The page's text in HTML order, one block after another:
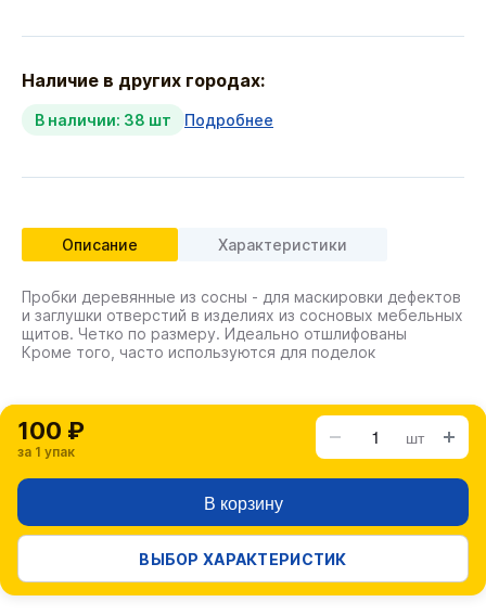
Наличие в других городах:
В наличии: 38 шт Подробнее
Описание Характеристики
Пробки деревянные из сосны - для маскировки дефектов
и заглушки отверстий в изделиях из сосновых мебельных
щитов. Четко по размеру. Идеально отшлифованы
Кроме того, часто используются для поделок
100 ₽
за 1 упак
шт
В корзину
ВЫБОР ХАРАКТЕРИСТИК